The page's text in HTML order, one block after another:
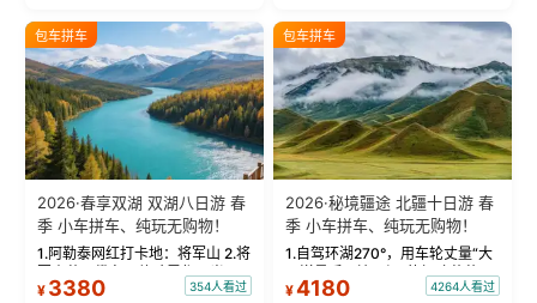
绝美瞬间。 赛湖坦克300跟车视
频：专业摄影师...
瓦人最大村落——禾木村，欣赏
晨雾与小木...
包车拼车
2026·春享双湖 双湖八日游 春
季 小车拼车、纯玩无购物！
1.阿勒泰网红打卡地：将军山 2.将
军山落日缆车，体验雪都风光 3.
将军山，夕阳派对，蹦迪party 4.
¥ 3380 354人看过
包车拼车
2026·秘境疆途 北疆十日游 春
季 小车拼车、纯玩无购物！
1.自驾环湖270°，用车轮丈量“大
西洋最后一滴眼泪”的极致蔚蓝，
让雪山、花海与深邃湖水在转弯
¥4180 4264人看过